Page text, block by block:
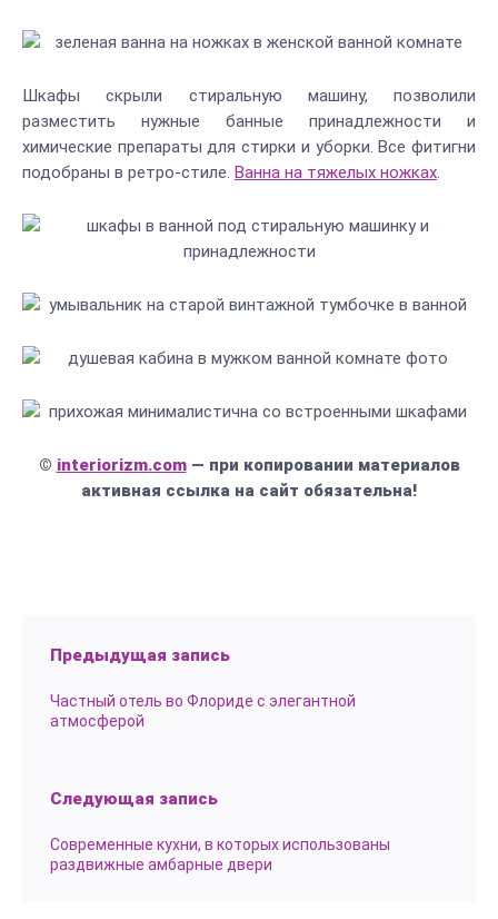
Шкафы скрыли стиральную машину, позволили
разместить нужные банные принадлежности и
химические препараты для стирки и уборки. Все фитигни
подобраны в ретро-стиле. Ванна на тяжелых ножках.
© interiorizm.com— при копировании материалов
активная ссылка на сайт обязательна!
Предыдущая запись
Частный отель во Флориде с элегантной
атмосферой
Следующая запись
Современные кухни, в которых использованы
раздвижные амбарные двери